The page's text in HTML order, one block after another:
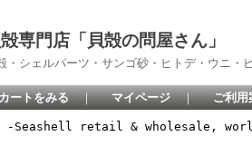
専門店「貝殻の問屋さん」
・シェルパーツ・サンゴ砂・ヒトデ・ウニ・
ートをみる ｜ マイページ ｜ ご利用
-Seashell retail & wholesale,